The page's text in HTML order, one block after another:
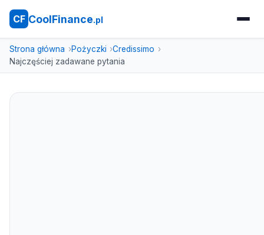
CF CoolFinance.pl
Strona główna Pożyczki
Credissimo
Najczęściej zadawane pytania